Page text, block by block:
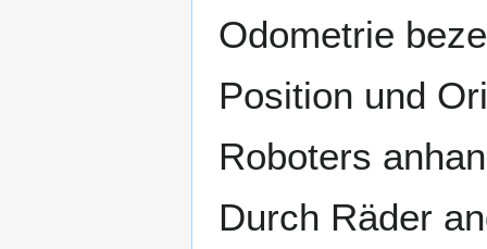
Odometrie
Position und
Roboters
Durch Räder